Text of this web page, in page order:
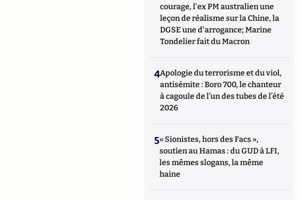
courage, l'ex PM australien une
leçon de réalisme sur la Chine, la
DGSE une d'arrogance; Marine
Tondelier fait du Macron
4Apologie du terrorisme et du viol,
antisémite : Boro 700, le chanteur
à cagoule de l’un des tubes de l’été
2026
5« Sionistes, hors des Facs »,
soutien au Hamas : du GUD à LFI,
les mêmes slogans, la même
haine